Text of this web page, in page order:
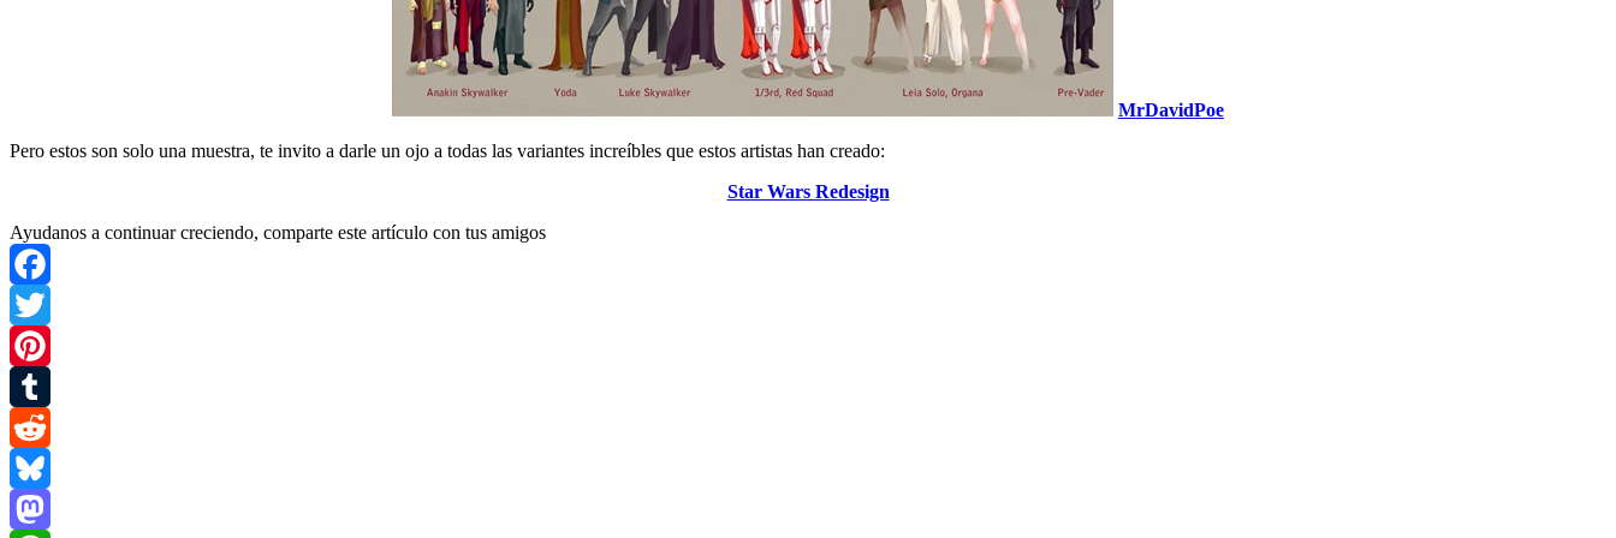
MrDavidPoe
Pero estos son solo una muestra, te invito a darle un ojo a todas las variantes increíbles que estos artistas han creado:
Star Wars Redesign
Ayudanos a continuar creciendo, comparte este artículo con tus amigos
Facebook
Twitter
Pinterest
Tumblr
Reddit
Bluesky